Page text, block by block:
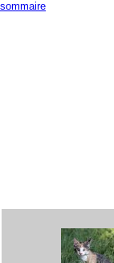
sommaire